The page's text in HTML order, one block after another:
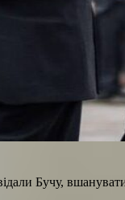
Бучу, вшанувати